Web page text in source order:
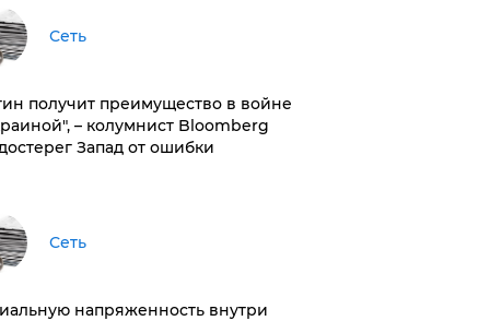
Сеть
получит преимущество в войне
– колумнист Bloomberg
Запад от ошибки
Сеть
напряженность внутри